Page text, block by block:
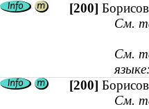
[200]
См.
См.
языке:
[200]
См.